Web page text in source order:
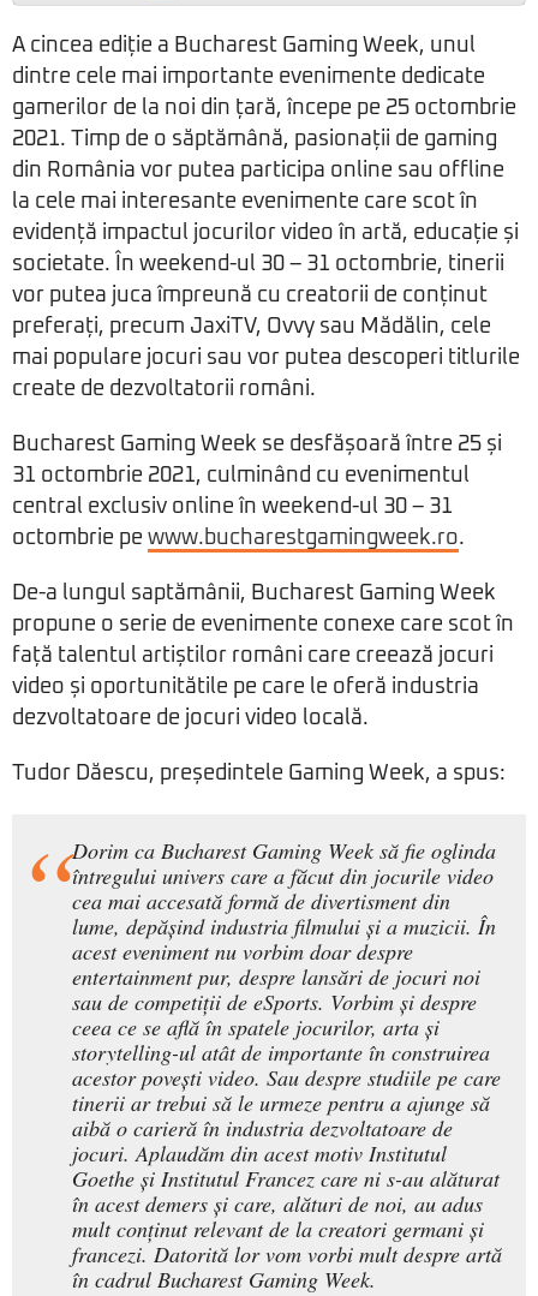
A cincea ediție a Bucharest Gaming Week, unul
dintre cele mai importante evenimente dedicate
gamerilor de la noi din țară, începe pe 25 octombrie
2021. Timp de o săptămână, pasionații de gaming
din România vor putea participa online sau offline
la cele mai interesante evenimente care scot în
evidență impactul jocurilor video în artă, educație și
societate. În weekend-ul 30 – 31 octombrie, tinerii
vor putea juca împreună cu creatorii de conținut
preferați, precum JaxiTV, Ovvy sau Mădălin, cele
mai populare jocuri sau vor putea descoperi titlurile
create de dezvoltatorii români.
Bucharest Gaming Week se desfășoară între 25 și
31 octombrie 2021, culminând cu evenimentul
central exclusiv online în weekend-ul 30 – 31
octombrie pe www.bucharestgamingweek.ro.
De-a lungul saptămânii, Bucharest Gaming Week
propune o serie de evenimente conexe care scot în
față talentul artiștilor români care creează jocuri
video și oportunitătile pe care le oferă industria
dezvoltatoare de jocuri video locală.
Tudor Dăescu, președintele Gaming Week, a spus:
Dorim ca Bucharest Gaming Week să fie oglinda
întregului univers care a făcut din jocurile video
cea mai accesată formă de divertisment din
lume, depășind industria filmului și a muzicii. În
acest eveniment nu vorbim doar despre
entertainment pur, despre lansări de jocuri noi
sau de competiții de eSports. Vorbim și despre
ceea ce se află în spatele jocurilor, arta și
storytelling-ul atât de importante în construirea
acestor povești video. Sau despre studiile pe care
tinerii ar trebui să le urmeze pentru a ajunge să
aibă o carieră în industria dezvoltatoare de
jocuri. Aplaudăm din acest motiv Institutul
Goethe și Institutul Francez care ni s-au alăturat
în acest demers și care, alături de noi, au adus
mult conținut relevant de la creatori germani și
francezi. Datorită lor vom vorbi mult despre artă
în cadrul Bucharest Gaming Week.